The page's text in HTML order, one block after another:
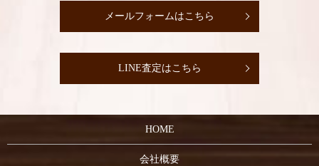
メールフォームはこちら
LINE査定はこちら
HOME
会社概要